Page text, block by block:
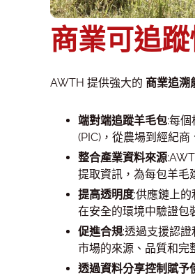
商業可追
AWTH 提供強大的 商業追溯
端對端追蹤羊毛包:每
(PIC)，從農場到經紀
整合產業資料來源
提取資訊，為每包羊毛
提高透明度:供應鏈上
在安全的環境中驗證包
促進合規:透過支援認
市場的來源、品質和完
透過資料分享控制賦予